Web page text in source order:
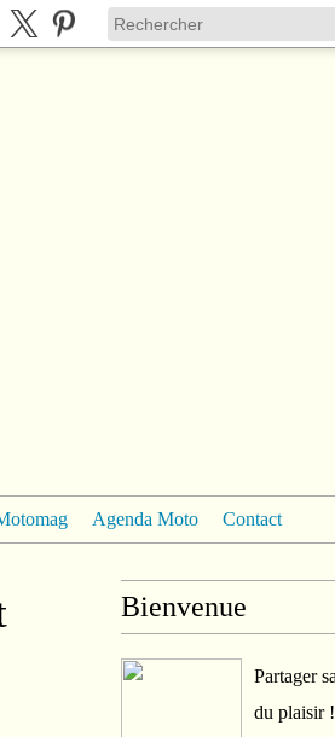
Agenda Moto Contact
Bienvenue
Partager
du plaisir